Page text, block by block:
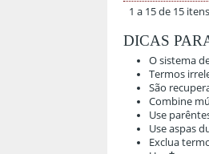
1 a 15 de 15 itens
DICAS
O sistema
Termos
São
Combine
Use
Use aspas
Exclua